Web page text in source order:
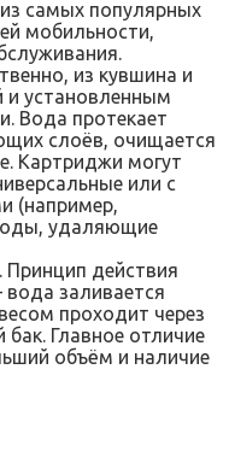
самых популярных
мобильности,
из кувшина и
и установленным
Вода протекает
слоёв, очищается
Картриджи могут
или с
(например,
удаляющие
. Принцип действия
вода заливается
проходит через
Главное отличие
объём и наличие